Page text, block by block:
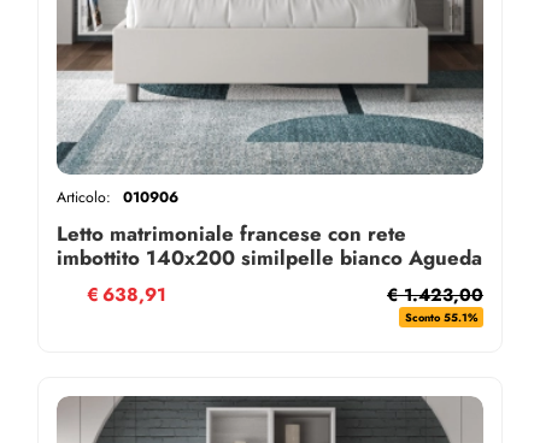
Letto matrimoniale francese con rete
imbottito 140x200 similpelle bianco Agueda
Articolo: 010906
€ 1.423,00
Sconto 55.1%
€638,91